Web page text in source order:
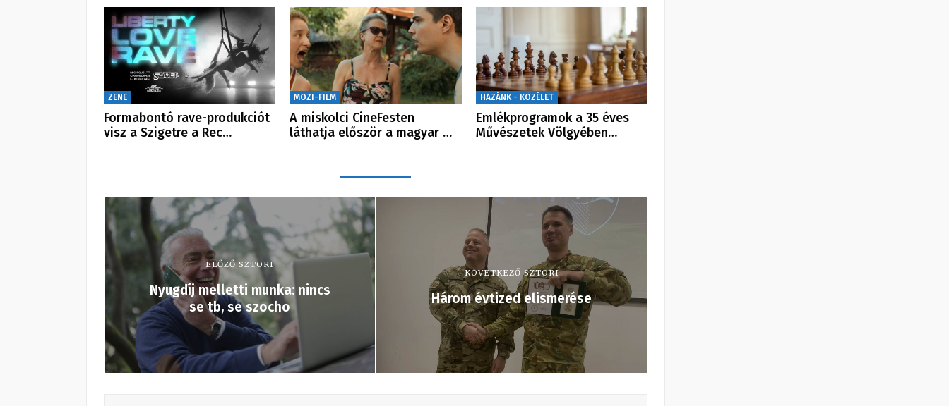
ZENE
Formabontó rave-produkciót
visz a Szigetre a Rec…
MOZI-FILM
A miskolci CineFesten
láthatja először a magyar …
HAZÁNK - KÖZÉLET
Emlékprogramok a 35 éves
Művészetek Völgyében…
ELŐZŐ SZTORI
Nyugdíj melletti munka: nincs
se tb, se szocho
KÖVETKEZŐ SZTORI
Három évtized elismerése